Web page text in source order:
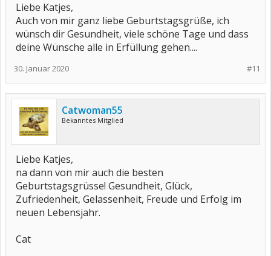
Liebe Katjes,
Auch von mir ganz liebe Geburtstagsgrüße, ich
wünsch dir Gesundheit, viele schöne Tage und dass
deine Wünsche alle in Erfüllung gehen....
#11
30. Januar 2020
Catwoman55
Bekanntes Mitglied
Liebe Katjes,
na dann von mir auch die besten
Geburtstagsgrüsse! Gesundheit, Glück,
Zufriedenheit, Gelassenheit, Freude und Erfolg im
neuen Lebensjahr.
Cat